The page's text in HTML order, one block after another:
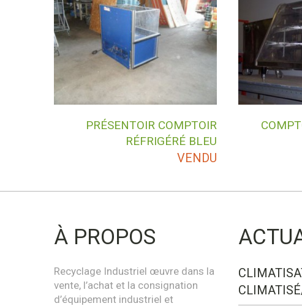
PRÉSENTOIR COMPTOIR
RÉFRIGÉRÉ BLEU
VENDU
À PROPOS
Recyclage Industriel œuvre dans la
vente, l’achat et la consignation
d’équipement industriel et